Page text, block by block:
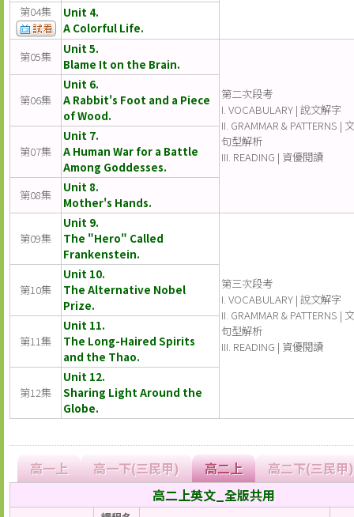
第04集
Unit 4.
A Colorful Life.
第05集
Unit 5.
Blame It on the Brain.
第二次段考
I. VOCABULARY | 說文解字
II. GRAMMAR & PATTERNS |
句型解析
III. READING | 資優閱讀
第06集
Unit 6.
A Rabbit's Foot and a Piece
of Wood.
第07集
Unit 7.
A Human War for a Battle
Among Goddesses.
第08集
Unit 8.
Mother's Hands.
第09集
Unit 9.
The "Hero" Called
Frankenstein.
第三次段考
I. VOCABULARY | 說文解字
II. GRAMMAR & PATTERNS |
句型解析
III. READING | 資優閱讀
第10集
Unit 10.
The Alternative Nobel
Prize.
第11集
Unit 11.
The Long-Haired Spirits
and the Thao.
第12集
Unit 12.
Sharing Light Around the
Globe.
高一上 高一下(三民甲) 高二上
高二下(三民甲)
高二上英文_全版共用